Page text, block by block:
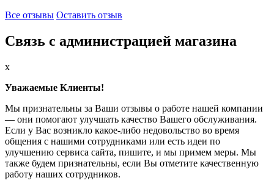
Все отзывы Оставить отзыв
Связь с администрацией магазина
x
Уважаемые Клиенты!
Мы признательны за Ваши отзывы о работе нашей компании
— они помогают улучшать качество Вашего обслуживания.
Если у Вас возникло какое-либо недовольство во время
общения с нашими сотрудниками или есть идеи по
улучшению сервиса сайта, пишите, и мы примем меры. Мы
также будем признательны, если Вы отметите качественную
работу наших сотрудников.